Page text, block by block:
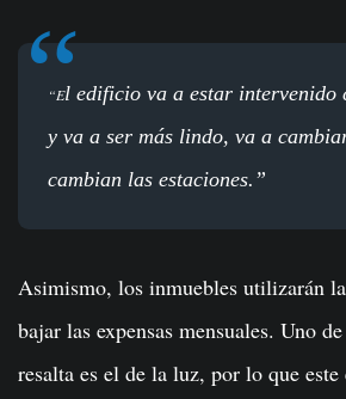
“El edificio va a estar intervenido
y va a ser más lindo, va a
cambian las estaciones.”
Asimismo, los inmuebles utilizarán
bajar las expensas mensuales. Uno
resalta es el de la luz, por lo que